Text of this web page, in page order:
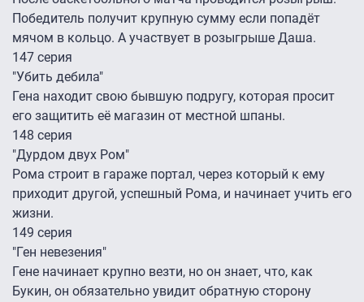
Победитель получит крупную сумму если попадёт
мячом в кольцо. А участвует в розыгрыше Даша.
147 серия
"Убить дебила"
Гена находит свою бывшую подругу, которая просит
его защитить её магазин от местной шпаны.
148 серия
"Дурдом двух Ром"
Рома строит в гараже портал, через который к ему
приходит другой, успешный Рома, и начинает учить его
жизни.
149 серия
"Ген невезения"
Гене начинает крупно везти, но он знает, что, как
Букин, он обязательно увидит обратную сторону